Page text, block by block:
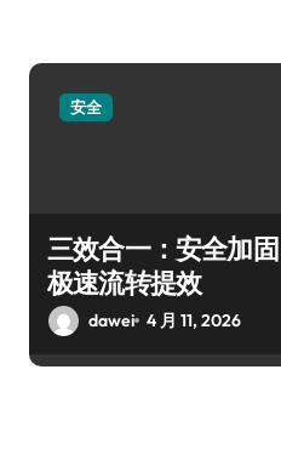
安全
三效合一：安全加
极速流转提效
dawei 4 月 11, 2026